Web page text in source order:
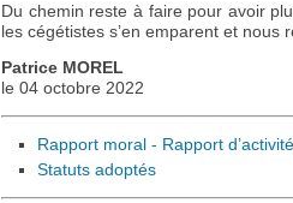
Du chemin reste à faire pour avoir
les cégétistes s’en emparent et nous
Patrice MOREL
le 04 octobre 2022
Rapport moral - Rapport
Statuts adoptés